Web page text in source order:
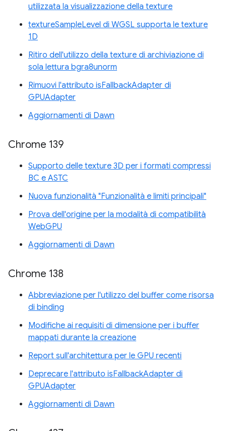
utilizzata la visualizzazione della texture
textureSampleLevel di WGSL supporta le texture
1D
Ritiro dell'utilizzo della texture di archiviazione di
sola lettura bgra8unorm
Rimuovi l'attributo isFallbackAdapter di
GPUAdapter
Aggiornamenti di Dawn
Chrome 139
Supporto delle texture 3D per i formati compressi
BC e ASTC
Nuova funzionalità "Funzionalità e limiti principali"
Prova dell'origine per la modalità di compatibilità
WebGPU
Aggiornamenti di Dawn
Chrome 138
Abbreviazione per l'utilizzo del buffer come risorsa
di binding
Modifiche ai requisiti di dimensione per i buffer
mappati durante la creazione
Report sull'architettura per le GPU recenti
Deprecare l'attributo isFallbackAdapter di
GPUAdapter
Aggiornamenti di Dawn